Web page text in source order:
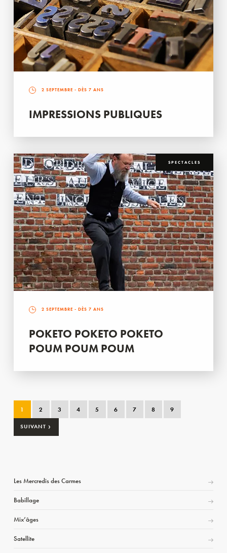
2 SEPTEMBRE - DÈS 7 ANS
IMPRESSIONS PUBLIQUES
SPECTACLES
2 SEPTEMBRE - DÈS 7 ANS
POKETO POKETO POKETO
POUM POUM POUM
1 2 3 4 5 6 7 8 9
SUIVANT ›
Les Mercredis des Carmes
Babillage
Mix’âges
Satellite